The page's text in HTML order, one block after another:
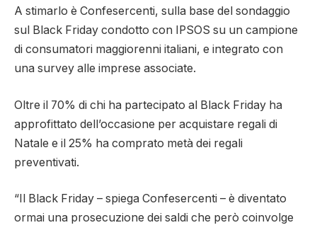
A stimarlo è Confesercenti, sulla base del sondaggio
sul Black Friday condotto con IPSOS su un campione
di consumatori maggiorenni italiani, e integrato con
una survey alle imprese associate.
Oltre il 70% di chi ha partecipato al Black Friday ha
approfittato dell’occasione per acquistare regali di
Natale e il 25% ha comprato metà dei regali
preventivati.
“Il Black Friday – spiega Confesercenti – è diventato
ormai una prosecuzione dei saldi che però coinvolge